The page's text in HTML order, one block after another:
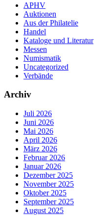
APHV
Auktionen
Aus der Philatelie
Handel
Kataloge und Literatur
Messen
Numismatik
Uncategorized
Verbände
Archiv
Juli 2026
Juni 2026
Mai 2026
April 2026
März 2026
Februar 2026
Januar 2026
Dezember 2025
November 2025
Oktober 2025
September 2025
August 2025